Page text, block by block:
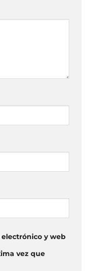
y web
vez que